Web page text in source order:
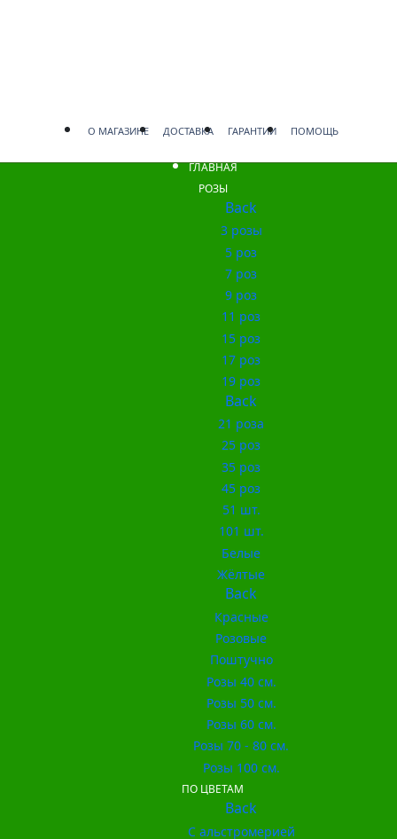
О МАГАЗИНЕ ДОСТАВКА ГАРАНТИИ ПОМОЩЬ
ГЛАВНАЯ
РОЗЫ
Back
3 розы
5 роз
7 роз
9 роз
11 роз
15 роз
17 роз
19 роз
Back
21 роза
25 роз
35 роз
45 роз
51 шт.
101 шт.
Белые
Жёлтые
Back
Красные
Розовые
Поштучно
Розы 40 см.
Розы 50 см.
Розы 60 см.
Розы 70 - 80 см.
Розы 100 см.
ПО ЦВЕТАМ
Back
С альстромерией